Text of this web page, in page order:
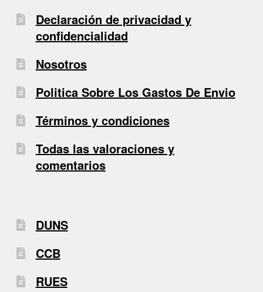
Declaración de privacidad y
confidencialidad
Nosotros
Politica Sobre Los Gastos De Envio
Términos y condiciones
Todas las valoraciones y
comentarios
DUNS
CCB
RUES